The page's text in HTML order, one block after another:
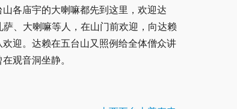
各庙宇的大喇嘛都先到这里，欢迎达
、大喇嘛等人，在山门前欢迎，向达赖
迎。达赖在五台山又照例给全体僧众讲
观音洞坐静。